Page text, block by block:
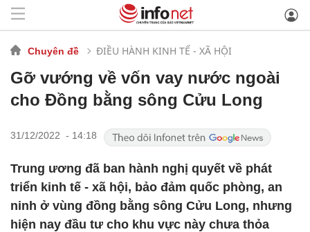
Chuyên đề ĐIỀU HÀNH KINH TẾ - XÃ HỘI
Gỡ vướng về vốn vay nước ngoài
cho Đồng bằng sông Cửu Long
31/12/2022 - 14:18
Trung ương đã ban hành nghị quyết về phát
triển kinh tế - xã hội, bảo đảm quốc phòng, an
ninh ở vùng đồng bằng sông Cửu Long, nhưng
hiện nay đầu tư cho khu vực này chưa thỏa